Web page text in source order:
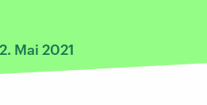
Mai 2021